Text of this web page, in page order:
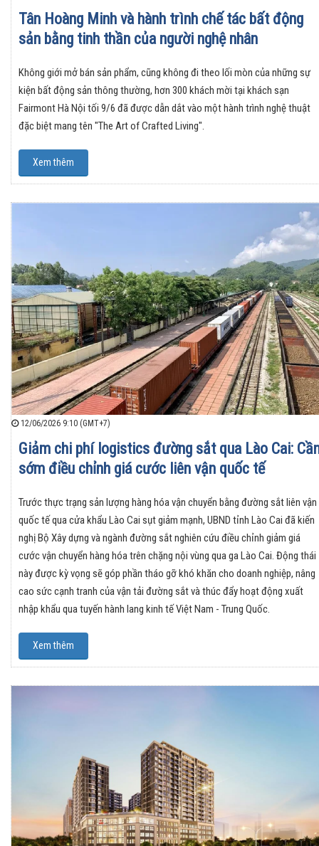
Tân Hoàng Minh và hành trình chế tác bất động
sản bằng tinh thần của người nghệ nhân
Không giới mở bán sản phẩm, cũng không đi theo lối mòn của những sự
kiện bất động sản thông thường, hơn 300 khách mời tại khách sạn
Fairmont Hà Nội tối 9/6 đã được dẫn dắt vào một hành trình nghệ thuật
đặc biệt mang tên "The Art of Crafted Living".
Xem thêm
12/06/2026 9:10 (GMT+7)
Giảm chi phí logistics đường sắt qua Lào Cai:
sớm điều chỉnh giá cước liên vận quốc tế
Trước thực trạng sản lượng hàng hóa vận chuyển bằng đường sắt liên vận
quốc tế qua cửa khẩu Lào Cai sụt giảm mạnh, UBND tỉnh Lào Cai đã kiến
nghị Bộ Xây dựng và ngành đường sắt nghiên cứu điều chỉnh giảm giá
cước vận chuyển hàng hóa trên chặng nội vùng qua ga Lào Cai. Động thái
này được kỳ vọng sẽ góp phần tháo gỡ khó khăn cho doanh nghiệp, nâng
cao sức cạnh tranh của vận tải đường sắt và thúc đẩy hoạt động xuất
nhập khẩu qua tuyến hành lang kinh tế Việt Nam - Trung Quốc.
Xem thêm